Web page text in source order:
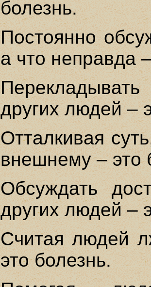
болезнь.
Постоянно
а что неправда
других людей –
Отталкивая
внешнему – это
Обсуждать
других людей –
Считая людей
это болезнь.